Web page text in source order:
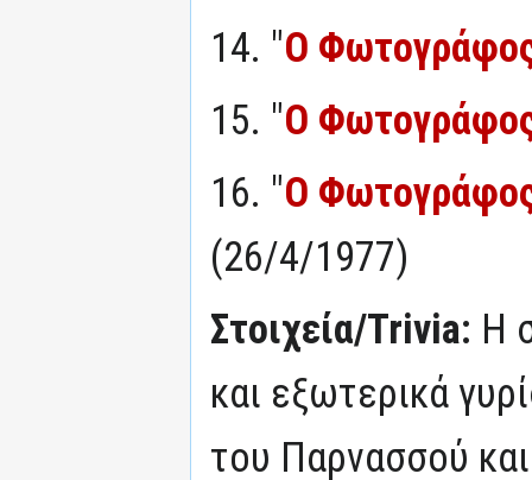
14. "Ο
15. "Ο
16. "Ο
(26/4/1977)
Στοιχεία/Trivia: Η
και εξωτερικά
του Παρνασσού